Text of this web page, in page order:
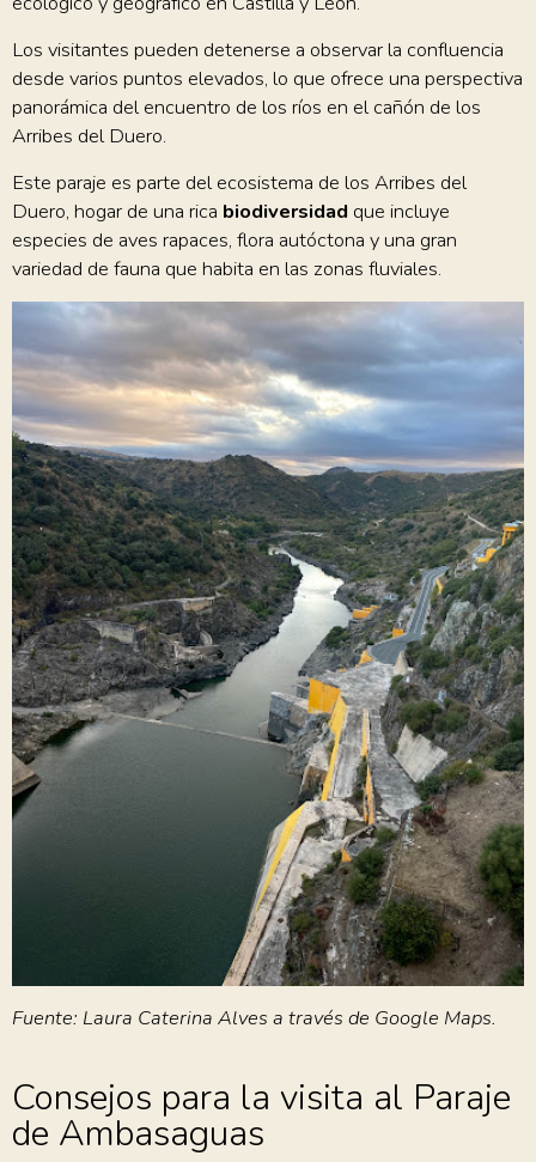
Los visitantes pueden detenerse a observar la confluencia
desde varios puntos elevados, lo que ofrece una perspectiva
panorámica del encuentro de los ríos en el cañón de los
Arribes del Duero.
Este paraje es parte del ecosistema de los Arribes del
Duero, hogar de una rica biodiversidad que incluye
especies de aves rapaces, flora autóctona y una gran
variedad de fauna que habita en las zonas fluviales.
Fuente: Laura Caterina Alves a través de Google Maps.
Consejos para la visita al Paraje
de Ambasaguas